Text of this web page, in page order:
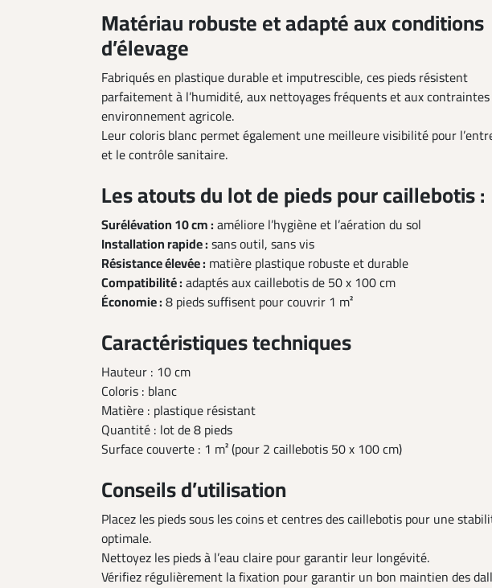
Matériau robuste et adapté aux conditions
d’élevage
Fabriqués en plastique durable et imputrescible, ces pieds résistent
parfaitement à l’humidité, aux nettoyages fréquents et aux contraintes
environnement agricole.
Leur coloris blanc permet également une meilleure visibilité pour
et le contrôle sanitaire.
Les atouts du lot de pieds pour caillebotis :
Surélévation 10 cm : améliore l’hygiène et l’aération du sol
Installation rapide : sans outil, sans vis
Résistance élevée : matière plastique robuste et durable
Compatibilité : adaptés aux caillebotis de 50 x 100 cm
Économie : 8 pieds suffisent pour couvrir 1 m²
Caractéristiques techniques
Hauteur : 10 cm
Coloris : blanc
Matière : plastique résistant
Quantité : lot de 8 pieds
Surface couverte : 1 m² (pour 2 caillebotis 50 x 100 cm)
Conseils d’utilisation
Placez les pieds sous les coins et centres des caillebotis pour une
optimale.
Nettoyez les pieds à l’eau claire pour garantir leur longévité.
Vérifiez régulièrement la fixation pour garantir un bon maintien des